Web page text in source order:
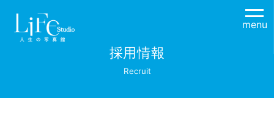
menu
採用情報
Recruit